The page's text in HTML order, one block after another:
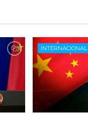
INTERNACIONAL